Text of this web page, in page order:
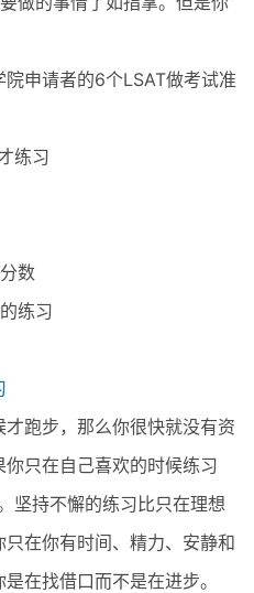
申请者的6个LSAT做考试准
练习
数
练习
跑步，那么你很快就没有资
只在自己喜欢的时候练习
坚持不懈的练习比只在理想
在你有时间、精力、安静和
在找借口而不是在进步。